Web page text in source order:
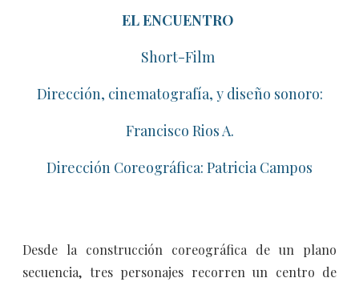
EL ENCUENTRO
​Short-Film
Dirección, cinematografía, y diseño sonoro:
Francisco Rios A.
Dirección Coreográfica: Patricia Campos
Desde la construcción coreográfica de un plano
secuencia, tres personajes recorren un centro de